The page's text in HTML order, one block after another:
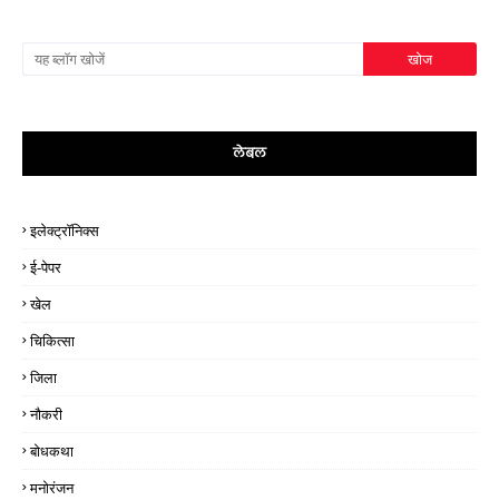
लेबल
इलेक्ट्रॉनिक्स
ई-पेपर
खेल
चिकित्सा
जिला
नौकरी
बोधकथा
मनोरंजन